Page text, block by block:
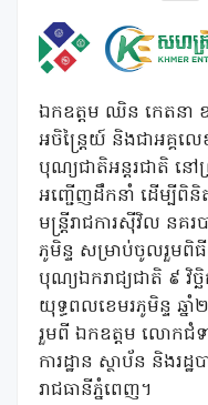
ឯកឧត្ដម ឈិន កេតនា ឧ
អចិន្ត្រៃយ៍ និងជាអគ្គល
បុណ្យជាតិអន្តរជាតិ នៅ
អញ្ជើញដឹកនាំ ដើម្បីពិនិ
មន្ត្រីរាជការស៊ីវិល ន
ភូមិន្ទ សម្រាប់ចូលរួមពិ
បុណ្យ​ឯករាជ្យ​ជាតិ ៩ វិ
យុទ្ធពលខេមរភូមិន្ទ ឆ្
រួមពី ឯកឧត្តម លោកជំ
ការដ្ឋាន ស្ថាប័ន និងរដ្
រាជធានីភ្នំពេញ។